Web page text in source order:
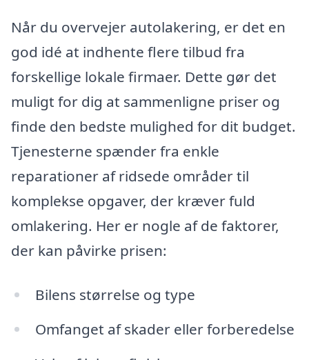
Når du overvejer autolakering, er det en
god idé at indhente flere tilbud fra
forskellige lokale firmaer. Dette gør det
muligt for dig at sammenligne priser og
finde den bedste mulighed for dit budget.
Tjenesterne spænder fra enkle
reparationer af ridsede områder til
komplekse opgaver, der kræver fuld
omlakering. Her er nogle af de faktorer,
der kan påvirke prisen:
Bilens størrelse og type
Omfanget af skader eller forberedelse